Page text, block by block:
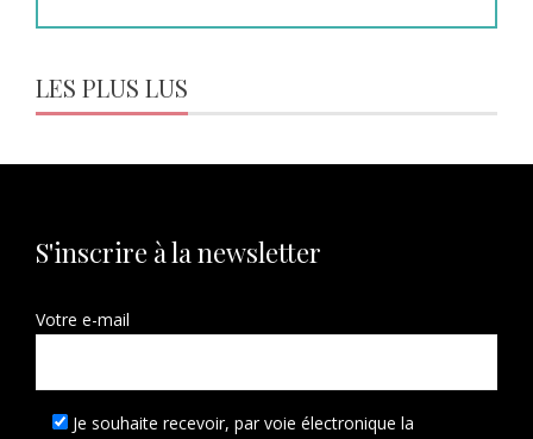
LES PLUS LUS
S'inscrire à la newsletter
Votre e-mail
Je souhaite recevoir, par voie électronique la